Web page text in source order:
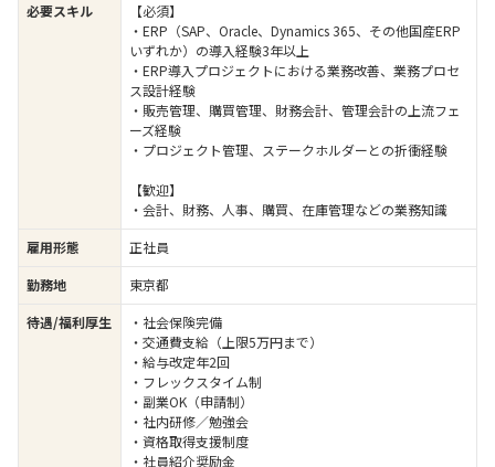
必要スキル
【必須】
・ERP（SAP、Oracle、Dynamics 365、その他国産ERP
いずれか）の導入経験3年以上
・ERP導入プロジェクトにおける業務改善、業務プロセ
ス設計経験
・販売管理、購買管理、財務会計、管理会計の上流フェ
ーズ経験
・プロジェクト管理、ステークホルダーとの折衝経験
【歓迎】
・会計、財務、人事、購買、在庫管理などの業務知識
雇用形態
正社員
勤務地
東京都
待遇/福利厚生
・社会保険完備
・交通費支給（上限5万円まで）
・給与改定年2回
・フレックスタイム制
・副業OK（申請制）
・社内研修／勉強会
・資格取得支援制度
・社員紹介奨励金